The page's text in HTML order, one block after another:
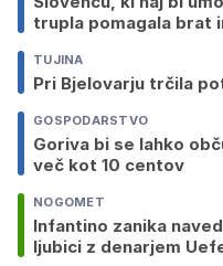
trupla pomagala brat
TUJINA
Pri Bjelovarju trčila
GOSPODARSTVO
Goriva bi se lahko
več kot 10 centov
NOGOMET
Infantino zanika
ljubici z denarjem